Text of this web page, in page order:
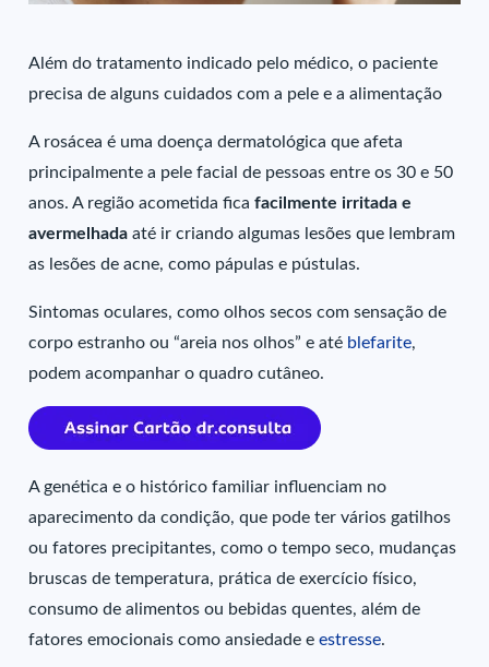
Além do tratamento indicado pelo médico, o paciente
precisa de alguns cuidados com a pele e a alimentação
A rosácea é uma doença dermatológica que afeta
principalmente a pele facial de pessoas entre os 30 e 50
anos. A região acometida ficafacilmente irritada e
avermelhada até ir criando algumas lesões que lembram
as lesões de acne, como pápulas e pústulas.
Sintomas oculares, como olhos secos com sensação de
corpo estranho ou “areia nos olhos” e até blefarite,
podem acompanhar o quadro cutâneo.
A genética e o histórico familiar influenciam no
aparecimento da condição, que pode ter vários gatilhos
ou fatores precipitantes, como o tempo seco, mudanças
bruscas de temperatura, prática de exercício físico,
consumo de alimentos ou bebidas quentes, além de
fatores emocionais como ansiedade eestresse.